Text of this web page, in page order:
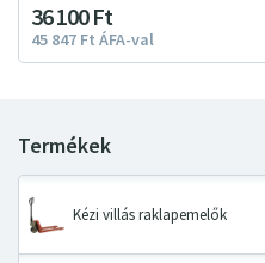
36100Ft
45 847 Ft ÁFA-val
Kézi villás raklapemelők